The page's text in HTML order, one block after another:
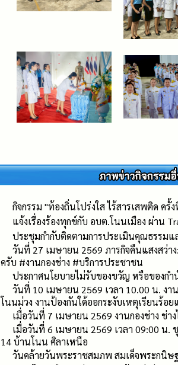
กิจกรรม "ท้องถิ่นโปร่งใส ไร้สารเสพติด ค
แจ้งเรื่องร้องทุกข์กับ อบต.โนนเมือง ผ่าน
ประชุมกำกับติดตามการประเมินคุณธรรมแ
วันที่ 27 เมษายน 2569 ภารกิจคืนแสงสว่
ครับ #งานกองช่าง #บริการประชาชน
ประกาศนโยบายไม่รับของขวัญ หรือของก
วันที่ 10 เมษายน 2569 เวลา 10.00 น. ง
โนนม่วง งานป้องกันใด้ออกระงับเหตุเรียนร้อย
เมื่อวันที่ 7 เมษายน 2569 งานกองช่าง ช่
เมื่อวันที่ 6 เมษายน 2569 เวลา 09:00 น.
14 บ้านโนน ศิลาเหนือ
วันคล้ายวันพระราชสมภพ สมเด็จพระกนิษ